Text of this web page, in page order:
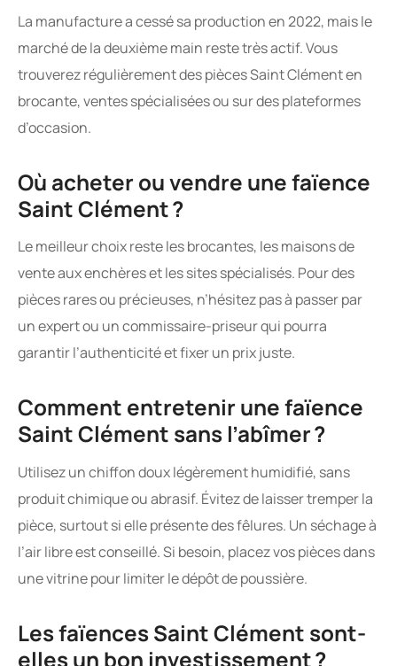
La manufacture a cessé sa production en 2022, mais le
marché de la deuxième main reste très actif. Vous
trouverez régulièrement des pièces Saint Clément en
brocante, ventes spécialisées ou sur des plateformes
d’occasion.
Où acheter ou vendre une faïence
Saint Clément ?
Le meilleur choix reste les brocantes, les maisons de
vente aux enchères et les sites spécialisés. Pour des
pièces rares ou précieuses, n’hésitez pas à passer par
un expert ou un commissaire-priseur qui pourra
garantir l’authenticité et fixer un prix juste.
Comment entretenir une faïence
Saint Clément sans l’abîmer ?
Utilisez un chiffon doux légèrement humidifié, sans
produit chimique ou abrasif. Évitez de laisser tremper la
pièce, surtout si elle présente des fêlures. Un séchage à
l’air libre est conseillé. Si besoin, placez vos pièces dans
une vitrine pour limiter le dépôt de poussière.
Les faïences Saint Clément sont-
elles un bon investissement ?